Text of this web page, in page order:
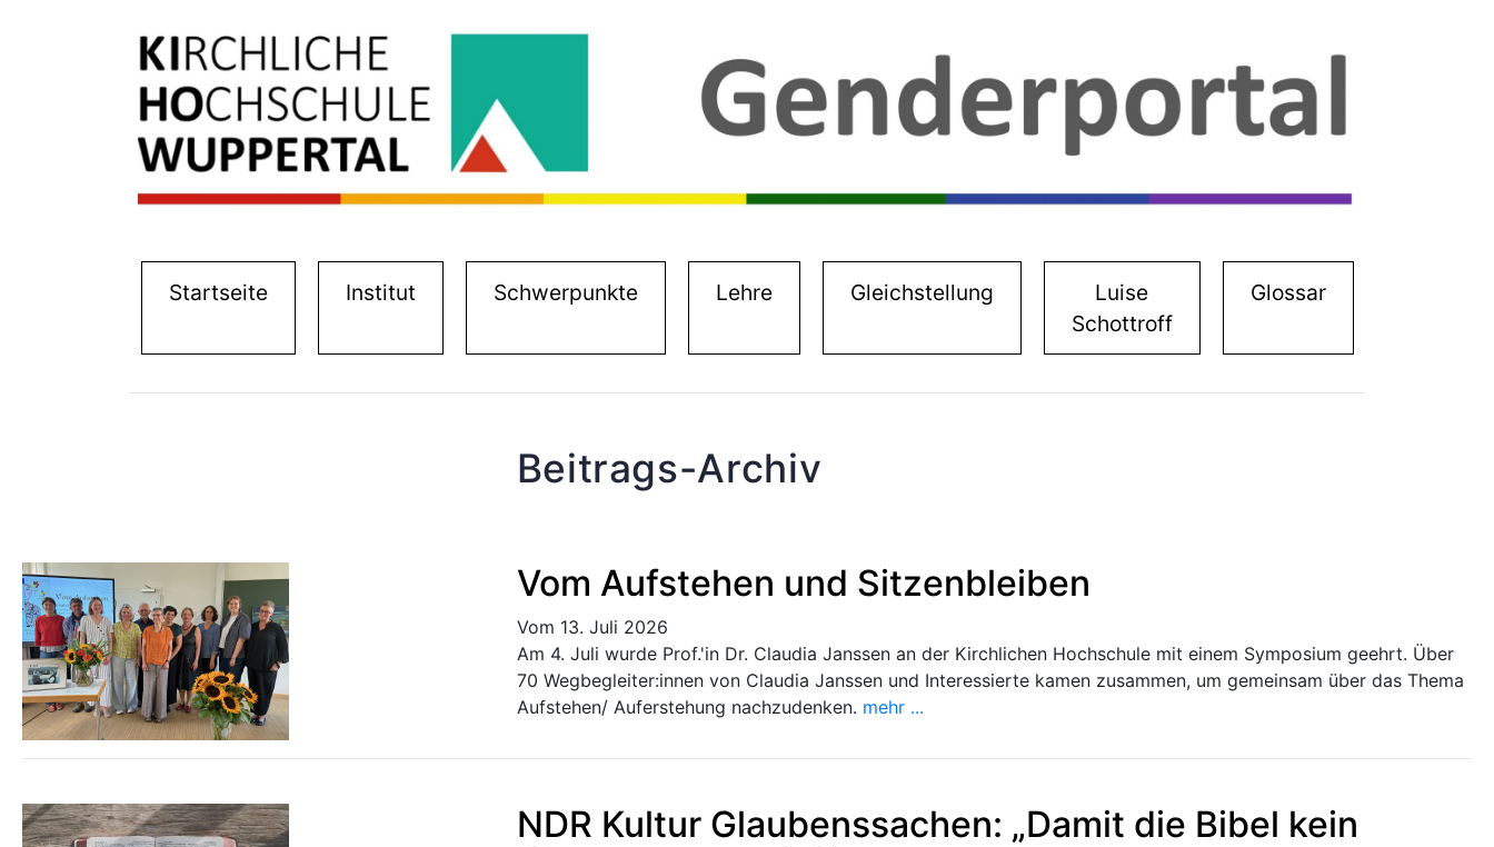
Startseite(current)Institut(current)Schwerpunkte Lehre Gleichstellung
Luise
Schottroff
Glossar
Beitrags-Archiv
Vom Aufstehen und Sitzenbleiben
Vom 13. Juli 2026
Am 4. Juli wurde Prof.'in Dr. Claudia Janssen an der Kirchlichen Hochschule mit einem Symposium geehrt. Über
70 Wegbegleiter:innen von Claudia Janssen und Interessierte kamen zusammen, um gemeinsam über das Thema
Aufstehen/ Auferstehung nachzudenken. mehr ...
NDR Kultur Glaubenssachen: „Damit die Bibel kein